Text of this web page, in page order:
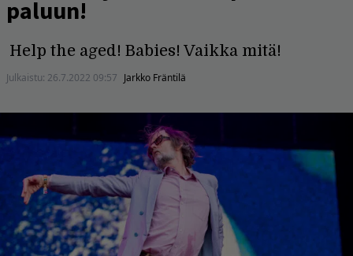
paluun!
Help the aged! Babies! Vaikka mitä!
Julkaistu: 26.7.2022 09:57 Jarkko Fräntilä